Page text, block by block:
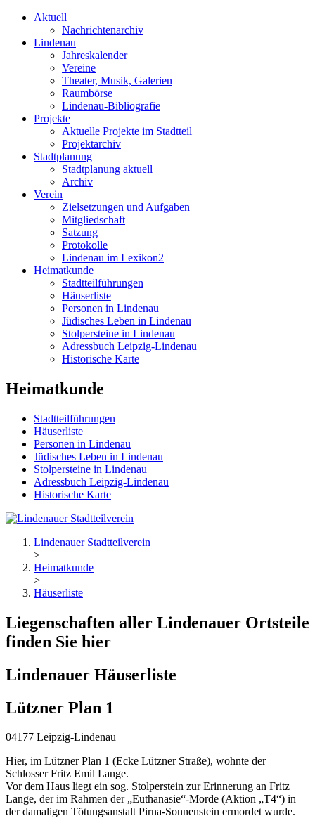
Aktuell
Nachrichtenarchiv
Lindenau
Jahreskalender
Vereine
Theater, Musik, Galerien
Raumbörse
Lindenau-Bibliografie
Projekte
Aktuelle Projekte im Stadtteil
Projektarchiv
Stadtplanung
Stadtplanung aktuell
Archiv
Verein
Zielsetzungen und Aufgaben
Mitgliedschaft
Satzung
Protokolle
Lindenau im Lexikon2
Heimatkunde
Stadtteilführungen
Häuserliste
Personen in Lindenau
Jüdisches Leben in Lindenau
Stolpersteine in Lindenau
Adressbuch Leipzig-Lindenau
Historische Karte
Heimatkunde
Stadtteilführungen
Häuserliste
Personen in Lindenau
Jüdisches Leben in Lindenau
Stolpersteine in Lindenau
Adressbuch Leipzig-Lindenau
Historische Karte
Lindenauer Stadtteilverein
>
Heimatkunde
>
Häuserliste
Liegenschaften aller Lindenauer Ortsteile
finden Sie hier
Lindenauer Häuserliste
Lützner Plan 1
04177 Leipzig-Lindenau
Hier, im Lützner Plan 1 (Ecke Lützner Straße), wohnte der
Schlosser Fritz Emil Lange.
Vor dem Haus liegt ein sog. Stolperstein zur Erinnerung an Fritz
Lange, der im Rahmen der „Euthanasie“-Morde (Aktion „T4“) in
der damaligen Tötungsanstalt Pirna-Sonnenstein ermordet wurde.